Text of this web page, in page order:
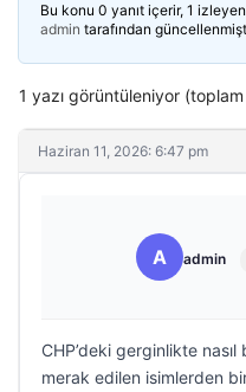
Bu konu 0 yanıt içerir, 1
admin tarafından
1 yazı görüntüleniyor (toplam
Haziran 11, 2026: 6:47 pm
A admin
CHP’deki gerginlikte
merak edilen isimlerden